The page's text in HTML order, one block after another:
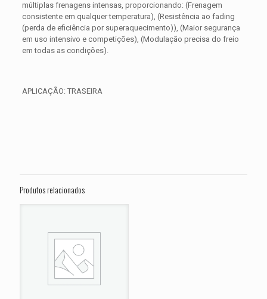
múltiplas frenagens intensas, proporcionando: (Frenagem
consistente em qualquer temperatura), (Resistência ao fading
(perda de eficiência por superaquecimento)), (Maior segurança
em uso intensivo e competições), (Modulação precisa do freio
em todas as condições).
APLICAÇÃO: TRASEIRA
2018 2019 2020 2021 2022 2023 2024”
obrigatórios são marcados com
Sua avaliação
1 de 5
2 de 5
Produtos relacionados